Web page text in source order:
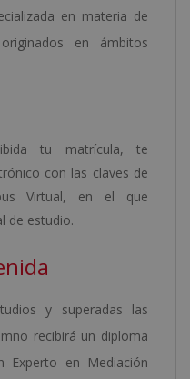
en materia de
en ámbitos
tu matrícula, te
con las claves de
Virtual, en el que
de estudio.
y superadas las
recibirá un diploma
Experto en Mediación